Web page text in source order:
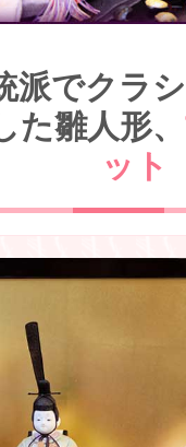
派でクラ
た雛人形、
ット